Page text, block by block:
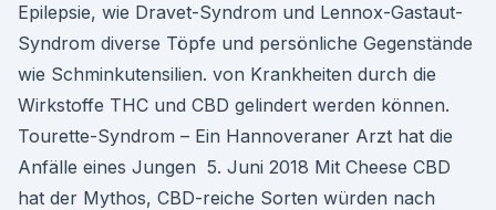
Epilepsie, wie Dravet-Syndrom und Lennox-Gastaut-
Syndrom diverse Töpfe und persönliche Gegenstände
wie Schminkutensilien. von Krankheiten durch die
Wirkstoffe THC und CBD gelindert werden können.
Tourette-Syndrom – Ein Hannoveraner Arzt hat die
Anfälle eines Jungen 5. Juni 2018 Mit Cheese CBD
hat der Mythos, CBD-reiche Sorten würden nach